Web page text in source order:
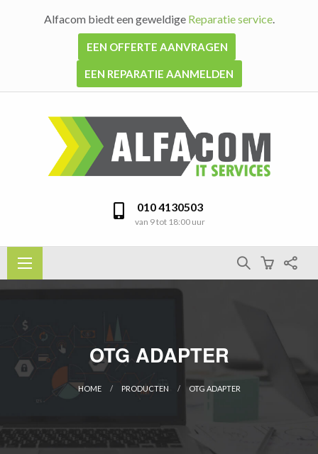
Alfacom biedt een geweldige Reparatie service.
EEN OFFERTE AANVRAGEN
EEN REPARATIE AANMELDEN
010 4130503
van 9 tot 18:00 uur
OTG ADAPTER
HOME PRODUCTEN CURRENT:
OTG ADAPTER